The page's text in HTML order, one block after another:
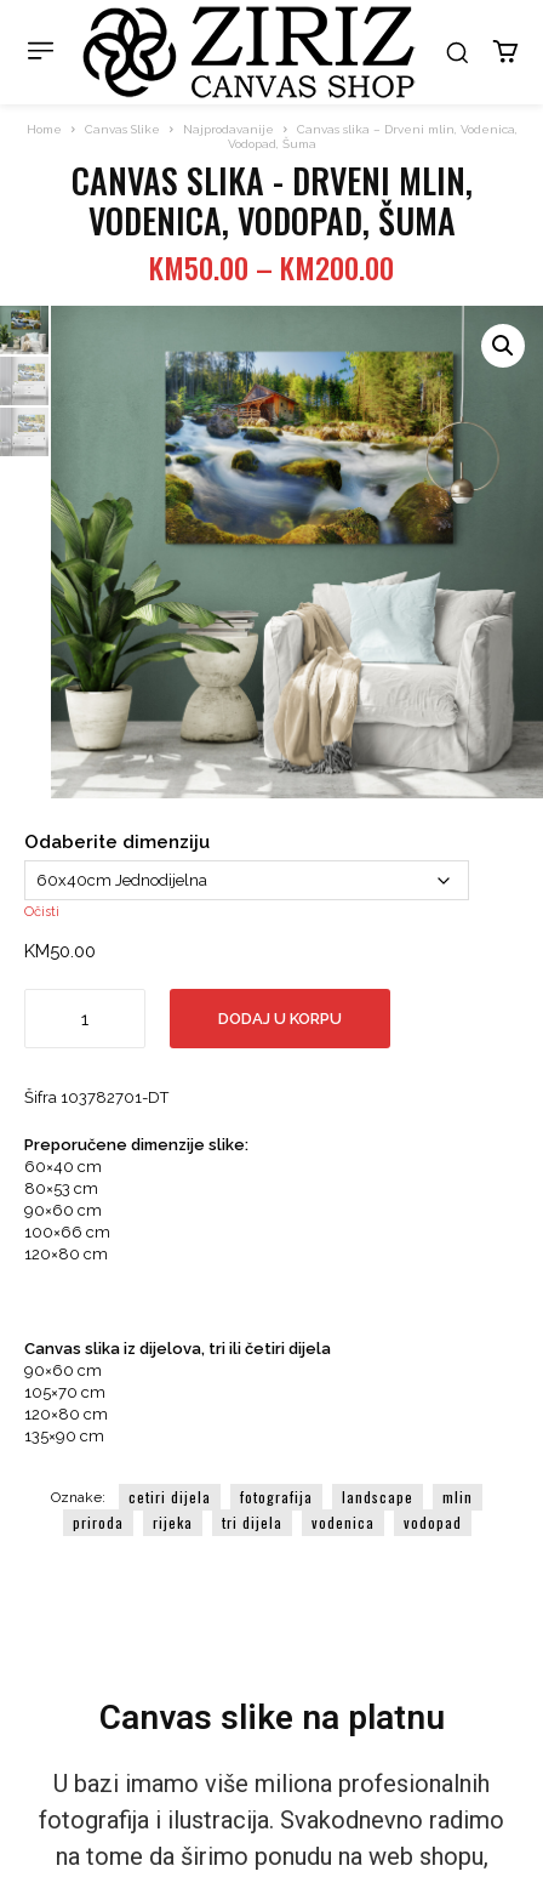
Home Canvas Slike Najprodavanije
Canvas slika – Drveni mlin, Vodenica,
Vodopad, Šuma
CANVAS SLIKA - DRVENI MLIN,
VODENICA, VODOPAD, ŠUMA
KM50.00 – KM200.00
range:
KM50.00
through
KM200.00
Odaberite dimenziju
Očisti
KM50.00
mlin,
Vodopad,
Šuma
količina
DODAJ U KORPU
Šifra 103782701-DT
Preporučene dimenzije slike:
60×40 cm
80×53 cm
90×60 cm
100×66 cm
120×80 cm
Canvas slika iz dijelova, tri ili četiri dijela
90×60 cm
105×70 cm
120×80 cm
135×90 cm
Oznake: cetiri dijela fotografija landscape
mlin
priroda
rijeka tri dijela vodenica vodopad
Canvas slike na platnu
U bazi imamo više miliona profesionalnih
fotografija i ilustracija. Svakodnevno radimo
na tome da širimo ponudu na web shopu,